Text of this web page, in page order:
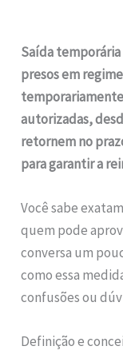
Saída
presos em
autorizadas,
retornem no
para garantir a
Você sabe
quem pode
conversa um
como essa
confusões ou
Definição e